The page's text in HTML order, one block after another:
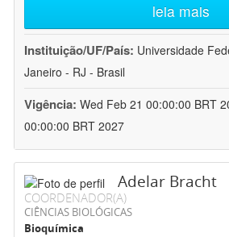
leia mais
Instituição/UF/País: Universidade
Janeiro - RJ - Brasil
Vigência: Wed Feb 21 00:00:00 BRT
00:00:00 BRT 2027
Adelar Bracht
COORDENADOR(A)
CIÊNCIAS BIOLÓGICAS
Bioquímica